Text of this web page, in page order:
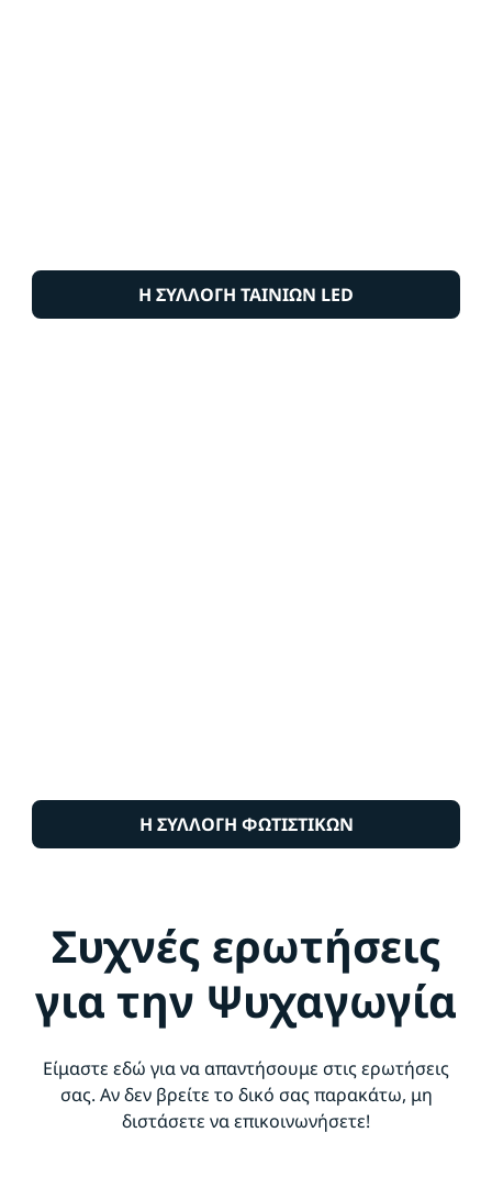
Η ΣΥΛΛΟΓΗ ΤΑΙΝΙΩΝ LED
Η ΣΥΛΛΟΓΗ ΦΩΤΙΣΤΙΚΩΝ
Συχνές ερωτήσεις
για την Ψυχαγωγία
Είμαστε εδώ για να απαντήσουμε στις ερωτήσεις
σας. Αν δεν βρείτε το δικό σας παρακάτω, μη
διστάσετε να επικοινωνήσετε!